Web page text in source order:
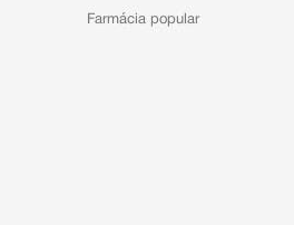
Farmácia popular